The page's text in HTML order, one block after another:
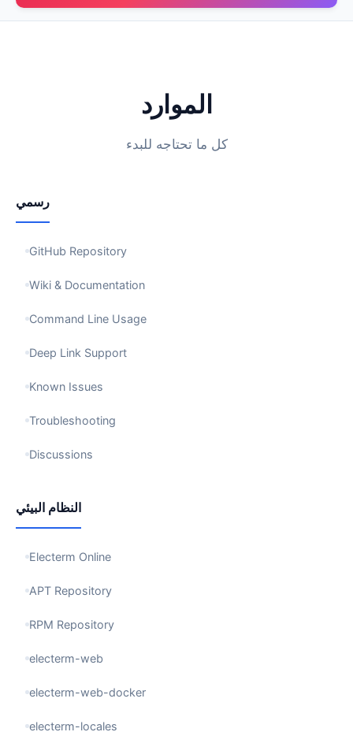
الموارد
كل ما تحتاجه للبدء
رسمي
GitHub Repository
Wiki & Documentation
Command Line Usage
Deep Link Support
Known Issues
Troubleshooting
Discussions
النظام البيئي
Electerm Online
APT Repository
RPM Repository
electerm-web
electerm-web-docker
electerm-locales